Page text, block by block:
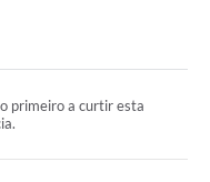
primeiro a curtir esta